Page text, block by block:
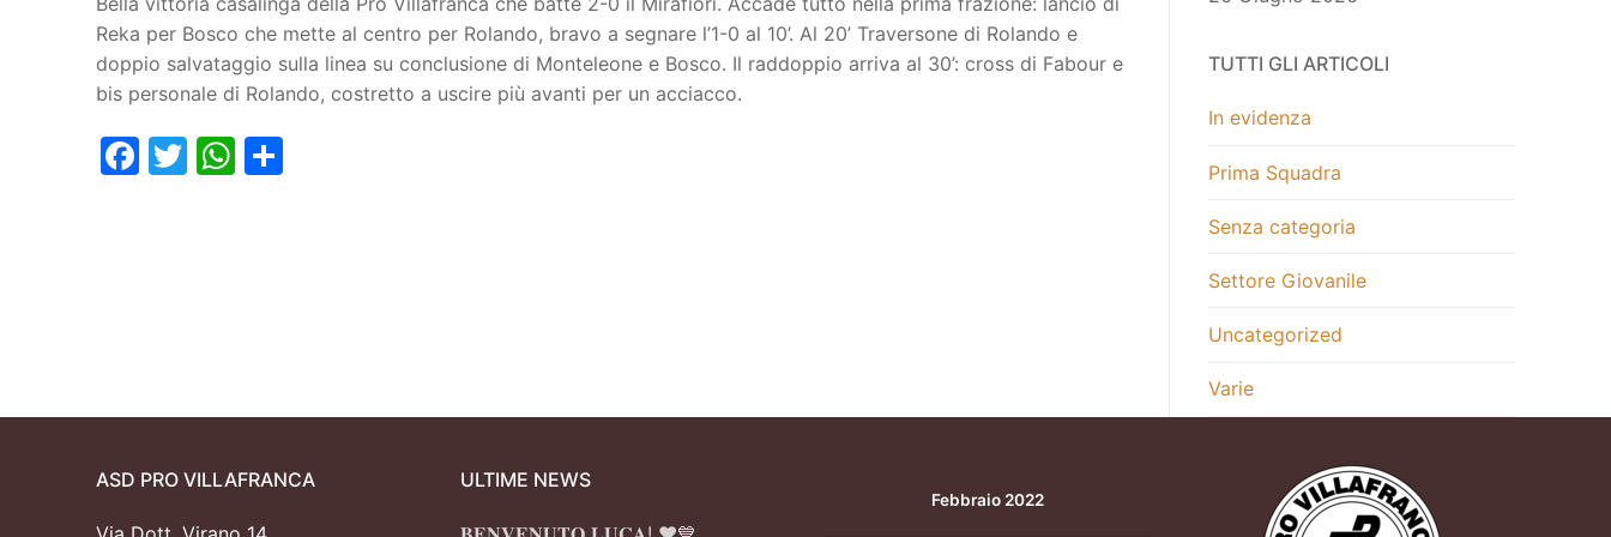
Juniores
Reka per Bosco che mette al centro per Rolando, bravo a segnare l’1-0 al 10’. Al 20’ Traversone di Rolando e
doppio salvataggio sulla linea su conclusione di Monteleone e Bosco. Il raddoppio arriva al 30’: cross di Fabour e
bis personale di Rolando, costretto a uscire più avanti per un acciacco.
Facebook
TwitterWhatsApp
TUTTI GLI ARTICOLI
In evidenza
Prima Squadra
Senza categoria
Settore Giovanile
Uncategorized
Varie
ASD PRO VILLAFRANCA ULTIME NEWS
Febbraio 2022